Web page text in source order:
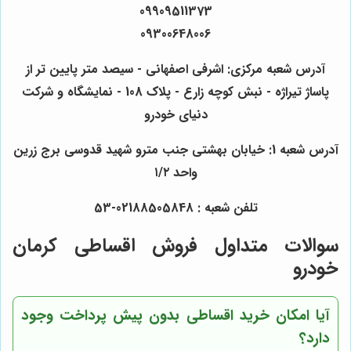
09909511373
09300648006
آدرس شعبه مرکزی: اشرفی اصفهانی - سیصد متر پایین تر از
پاساژ تیراژه - نبش کوچه زارع - پلاک 108 - نمایشگاه و شرکت
دنیای خودرو
آدرس شعبه 1: خیابان بهشتی جنب مترو شهید قدوسی برج زرین
واحد ۱/۲
تلفن شعبه : 02188505848-53
سوالات متداول فروش اقساطی کرمان
خودرو
آیا امکان خرید اقساطی بدون پیش پرداخت وجود
دارد؟